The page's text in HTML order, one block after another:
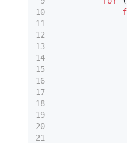
10
11
12
13
14
15
16
17
18
19
20
21